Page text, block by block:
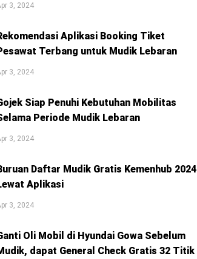
3, 2024
Aplikasi Booking Tiket
Terbang untuk Mudik Lebaran
3, 2024
Siap Penuhi Kebutuhan Mobilitas
Periode Mudik Lebaran
3, 2024
Daftar Mudik Gratis Kemenhub 2024
Aplikasi
3, 2024
Oli Mobil di Hyundai Gowa Sebelum
dapat General Check Gratis 32 Titik